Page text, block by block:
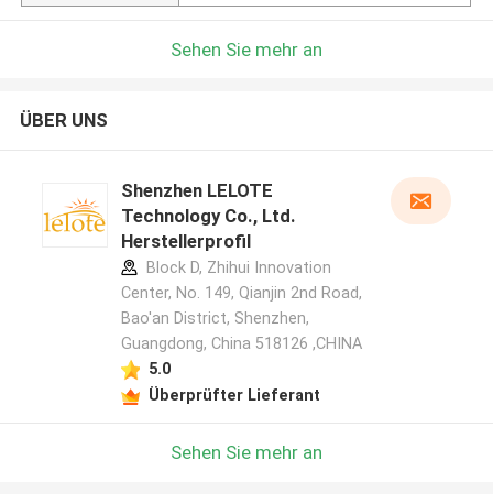
Sehen Sie mehr an
ÜBER UNS
Shenzhen LELOTE
Technology Co., Ltd.
Herstellerprofil
Block D, Zhihui Innovation
Center, No. 149, Qianjin 2nd Road,
Bao'an District, Shenzhen,
Guangdong, China 518126 ,CHINA
5.0
Überprüfter Lieferant
Sehen Sie mehr an